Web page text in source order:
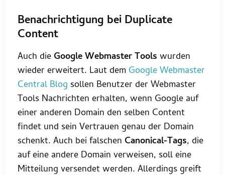
Benachrichtigung bei Duplicate
Content
Auch die Google Webmaster Tools wurden
wieder erweitert. Laut dem Google Webmaster
Central Blog sollen Benutzer der Webmaster
Tools Nachrichten erhalten, wenn Google auf
einer anderen Domain den selben Content
findet und sein Vertrauen genau der Domain
schenkt. Auch bei falschen Canonical-Tags, die
auf eine andere Domain verweisen, soll eine
Mitteilung versendet werden. Allerdings greift